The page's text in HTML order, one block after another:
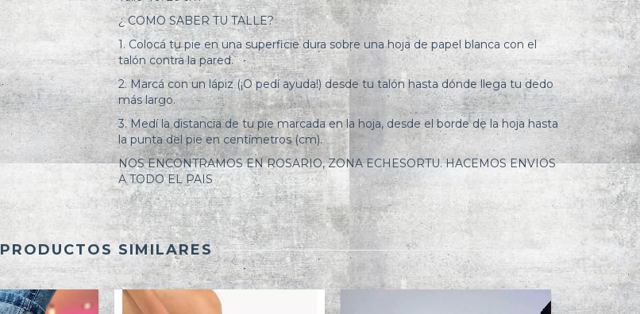
¿ COMO SABER TU TALLE?
1. Colocá tu pie en una superficie dura sobre una hoja de papel blanca con el
talón contra la pared.
2. Marcá con un lápiz (¡O pedí ayuda!) desde tu talón hasta dónde llega tu dedo
más largo.
3. Medí la distancia de tu pie marcada en la hoja, desde el borde de la hoja hasta
la punta del pie en centímetros (cm).
NOS ENCONTRAMOS EN ROSARIO, ZONA ECHESORTU. HACEMOS ENVIOS
A TODO EL PAIS
PRODUCTOS SIMILARES